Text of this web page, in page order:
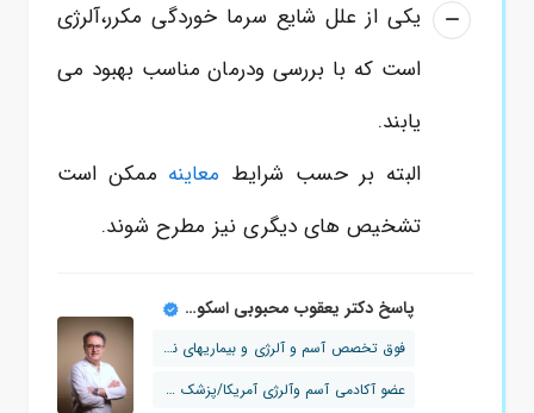
یکی از علل شایع سرما خوردگی مکرر،آلرژی
است که با بررسی ودرمان مناسب بهبود می
یابند.
البته بر حسب شرایط معاینه ممکن است
تشخیص های دیگری نیز مطرح شوند.
پاسخ دکتر یعقوب محبوبی اسکوئی
فوق تخصص آسم و آلرژی و بیماریهای نقص ...
عضو آکادمی آسم وآلرژی آمریکا/پزشک نمو...